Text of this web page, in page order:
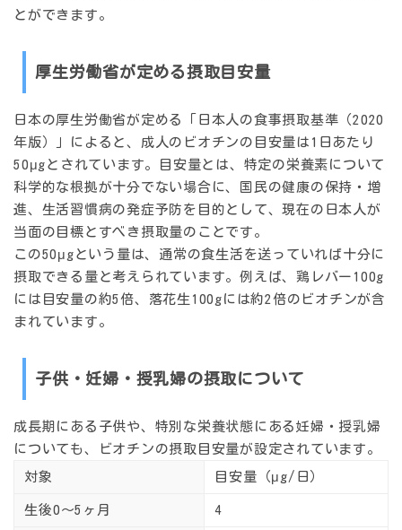
とができます。
厚生労働省が定める摂取目安量
日本の厚生労働省が定める「日本人の食事摂取基準（2020
年版）」によると、成人のビオチンの目安量は1日あたり
50μg とされています。目安量とは、特定の栄養素について
科学的な根拠が十分でない場合に、国民の健康の保持・増
進、生活習慣病の発症予防を目的として、現在の日本人が
当面の目標とすべき摂取量のことです。
この50μgという量は、通常の食生活を送っていれば十分に
摂取できる量と考えられています。例えば、鶏レバー100g
には目安量の約5倍、落花生100gには約2倍のビオチンが含
まれています。
子供・妊婦・授乳婦の摂取について
成長期にある子供や、特別な栄養状態にある妊婦・授乳婦
についても、ビオチンの摂取目安量が設定されています。
対象 目安量（μg/日）
生後0〜5ヶ月 4